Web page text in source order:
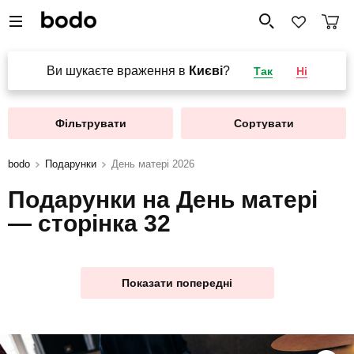
Ви шукаєте враження в Києві? Так Ні
Фільтрувати Сортувати
bodo Подарунки День матері 2026
Подарунки на День матері
— сторінка 32
Показати попередні